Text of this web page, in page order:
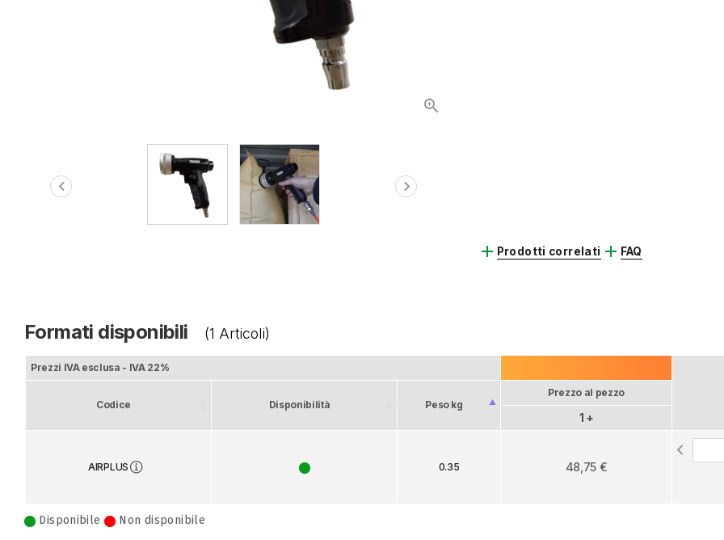

chevron_left chevron_right
add Prodotti correlati add FAQ
Formati disponibili (1 Articoli)
Prezzi IVA esclusa - IVA 22%
Codice
Disponibilità Peso kg
Prezzo al pezzo
1 +
AIRPLUS 0.35 48,75 €
Disponibile Non disponibile